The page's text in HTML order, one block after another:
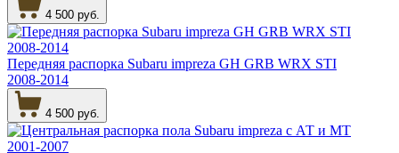
4 500 руб.
Передняя распорка Subaru impreza GH GRB WRX STI
2008-2014
4 500 руб.